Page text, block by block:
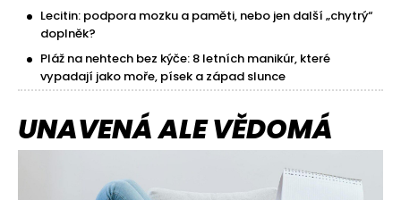
Lecitin: podpora mozku a paměti, nebo jen další „chytrý“
doplněk?
Pláž na nehtech bez kýče: 8 letních manikúr, které
vypadají jako moře, písek a západ slunce
UNAVENÁ ALE VĚDOMÁ